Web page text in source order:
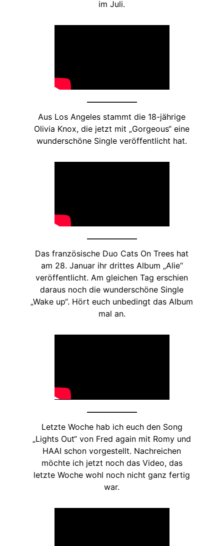
im Juli.
Aus Los Angeles stammt die 18-jährige
Olivia Knox, die jetzt mit „Gorgeous“ eine
wunderschöne Single veröffentlicht hat.
Das französische Duo Cats On Trees hat
am 28. Januar ihr drittes Album „Alie“
veröffentlicht. Am gleichen Tag erschien
daraus noch die wunderschöne Single
„Wake up“. Hört euch unbedingt das Album
mal an.
Letzte Woche hab ich euch den Song
„Lights Out“ von Fred again mit Romy und
HAAI schon vorgestellt. Nachreichen
möchte ich jetzt noch das Video, das
letzte Woche wohl noch nicht ganz fertig
war.